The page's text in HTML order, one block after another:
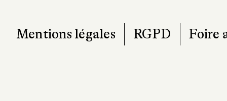
Mentions légales RGPD Foire